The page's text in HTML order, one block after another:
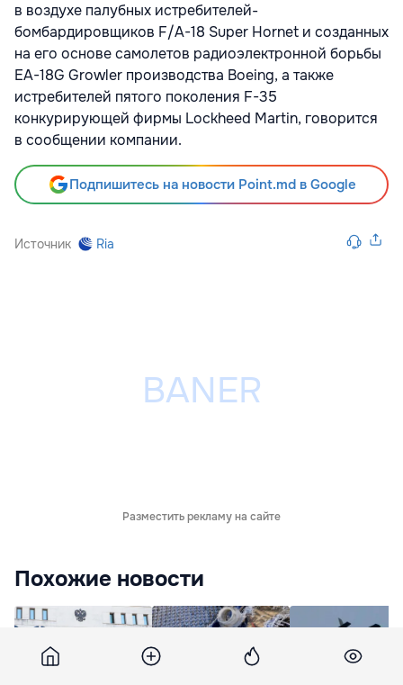
в воздухе палубных истребителей-
бомбардировщиков F/A-18 Super Hornet и созданных
на его основе самолетов радиоэлектронной борьбы
EA-18G Growler производства Boeing, а также
истребителей пятого поколения F-35
конкурирующей фирмы Lockheed Martin, говорится
в сообщении компании.
Подпишитесь на новости Point.md в Google
Источник Ria
Разместить рекламу на сайте
Похожие новости